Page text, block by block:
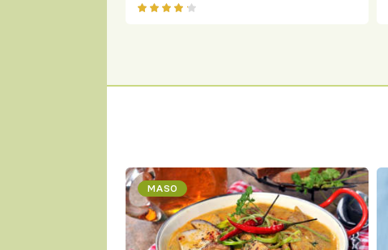
pokrm z jednoho hrnce
MASO